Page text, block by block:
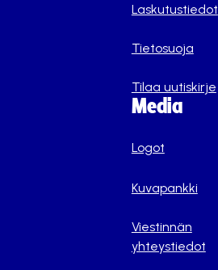
Laskutustiedot
Tietosuoja
Tilaa uutiskirje
Media
Logot
Kuvapankki
Viestinnän
yhteystiedot